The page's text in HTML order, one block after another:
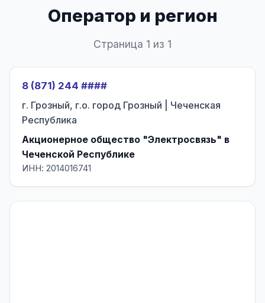
Оператор и регион
Страница 1 из 1
8 (871) 244 ####
г. Грозный, г.о. город Грозный | Чеченская
Республика
Акционерное общество "Электросвязь" в
Чеченской Республике
ИНН: 2014016741